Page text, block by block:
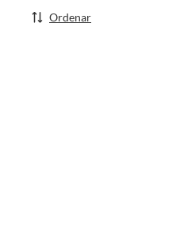
Ordenar